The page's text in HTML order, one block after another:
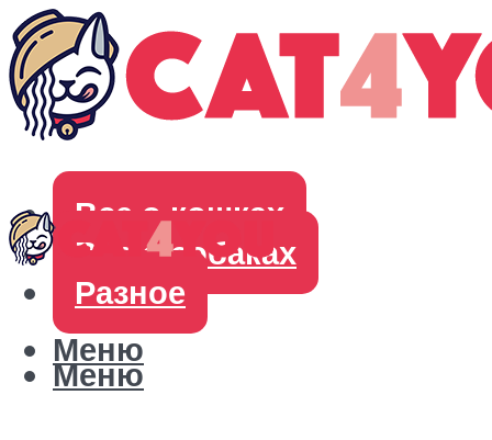
Все о кошках
Все о собаках
Разное
Меню
Меню